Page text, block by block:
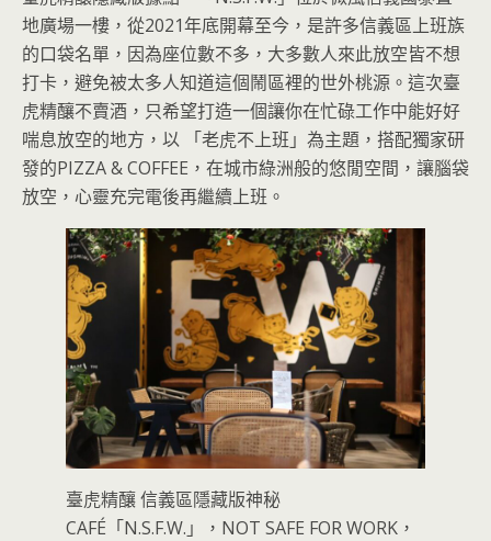
地廣場一樓，從2021年底開幕至今，是許多信義區上班族
的口袋名單，因為座位數不多，大多數人來此放空皆不想
打卡，避免被太多人知道這個鬧區裡的世外桃源。這次臺
虎精釀不賣酒，只希望打造一個讓你在忙碌工作中能好好
喘息放空的地方，以 「老虎不上班」為主題，搭配獨家研
發的PIZZA & COFFEE，在城市綠洲般的悠閒空間，讓腦袋
放空，心靈充完電後再繼續上班。
臺虎精釀 信義區隱藏版神秘
CAFÉ「N.S.F.W.」，NOT SAFE FOR WORK，